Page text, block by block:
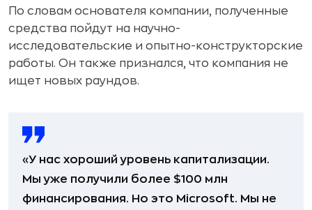
По словам основателя компании, полученные
средства пойдут на научно-
исследовательские и опытно-конструкторские
работы. Он также признался, что компания не
ищет новых раундов.
«У нас хороший уровень капитализации.
Мы уже получили более $100 млн
финансирования. Но это Microsoft. Мы не